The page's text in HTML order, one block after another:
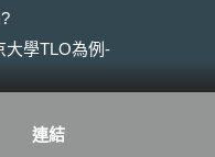
購得
包含
法的
以此
Decisions）影
其應用領域包括
服務，以及必
大學TLO為例-
連結